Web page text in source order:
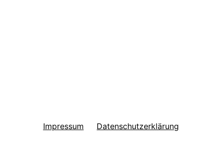
Impressum Datenschutzerklärung